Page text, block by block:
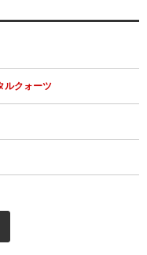
ルクォーツ